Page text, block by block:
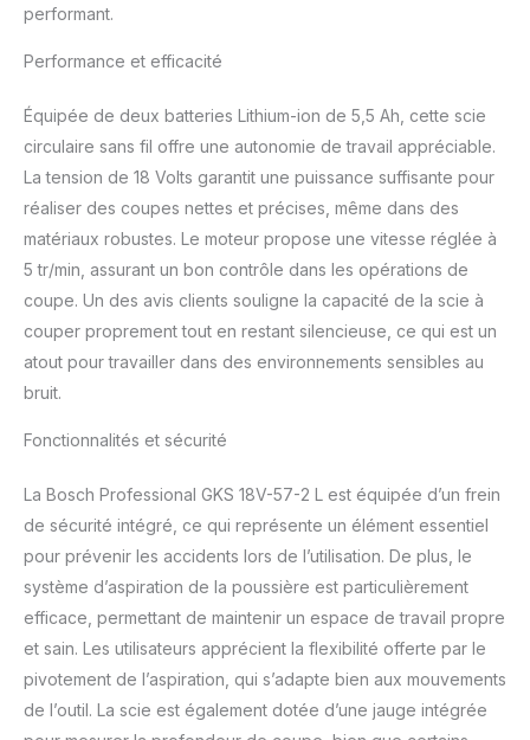
performant.
Performance et efficacité
Équipée de deux batteries Lithium-ion de 5,5 Ah, cette scie
circulaire sans fil offre une autonomie de travail appréciable.
La tension de 18 Volts garantit une puissance suffisante pour
réaliser des coupes nettes et précises, même dans des
matériaux robustes. Le moteur propose une vitesse réglée à
5 tr/min, assurant un bon contrôle dans les opérations de
coupe. Un des avis clients souligne la capacité de la scie à
couper proprement tout en restant silencieuse, ce qui est un
atout pour travailler dans des environnements sensibles au
bruit.
Fonctionnalités et sécurité
La Bosch Professional GKS 18V-57-2 L est équipée d’un frein
de sécurité intégré, ce qui représente un élément essentiel
pour prévenir les accidents lors de l’utilisation. De plus, le
système d’aspiration de la poussière est particulièrement
efficace, permettant de maintenir un espace de travail propre
et sain. Les utilisateurs apprécient la flexibilité offerte par le
pivotement de l’aspiration, qui s’adapte bien aux mouvements
de l’outil. La scie est également dotée d’une jauge intégrée